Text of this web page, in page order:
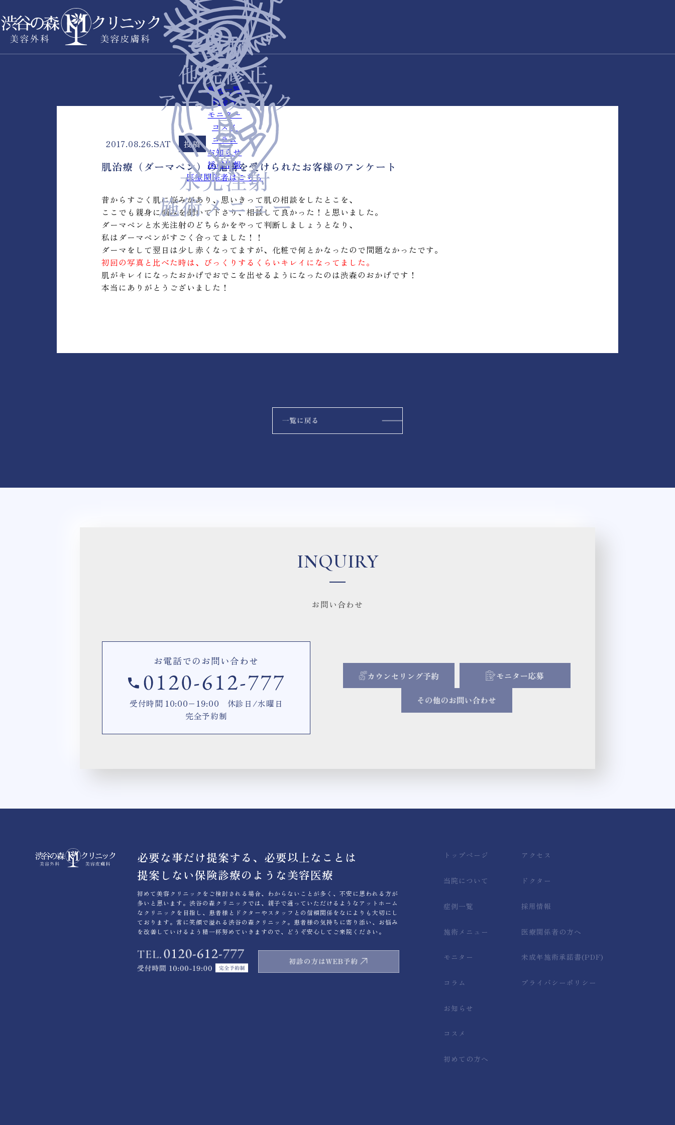
症例一覧
料金表
モニター
コスメ
コラム
お知らせ
採用情報
医療関係者はこちら
2017.08.26.SAT 投稿
肌治療（ダーマペン）の施術を受けられたお客様のアンケート
昔からすごく肌に悩みがあり、思いきって肌の相談をしたとこを、
ここでも親身に悩みを聞いて下さり、相談して良かった！と思いました。
ダーマペンと水光注射のどちらかをやって判断しましょうとなり、
私はダーマペンがすごく合ってました！！
ダーマをして翌日は少し赤くなってますが、化粧で何とかなったので問題なかったです。
初回の写真と比べた時は、びっくりするくらいキレイになってました。
肌がキレイになったおかげでおでこを出せるようになったのは渋森のおかげです！
本当にありがとうございました！
INQUIRY
お問い合わせ
お電話でのお問い合わせ
受付時間 10:00−19:00 休診日/水曜日
完全予約制
必要な事だけ提案する、必要以上なことは
提案しない保険診療のような美容医療
初めて美容クリニックをご検討される場合、わからないことが多く、不安に思われる方が
多いと思います。渋谷の森クリニックでは、親子で通っていただけるようなアットホーム
なクリニックを目指し、患者様とドクターやスタッフとの信頼関係をなによりも大切にし
ております。常に笑顔で溢れる渋谷の森クリニック。患者様の気持ちに寄り添い、お悩み
を改善していけるよう精一杯努めていきますので、どうぞ安心してご来院ください。
トップページ
当院について
症例一覧
施術メニュー
モニター
コラム
お知らせ
コスメ
初めての方へ
アクセス
ドクター
採用情報
医療関係者の方へ
未成年施術承諾書(PDF)
プライバシーポリシー